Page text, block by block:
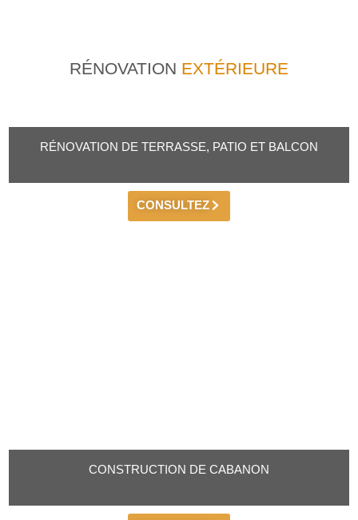
RÉNOVATION EXTÉRIEURE
RÉNOVATION DE TERRASSE, PATIO ET BALCON
CONSULTEZ
CONSTRUCTION DE CABANON